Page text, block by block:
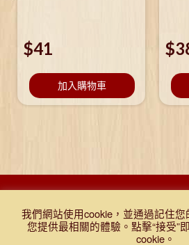
$41
加入購物車
$
條款及細則| 免責聲明|門
我們網站使用cookie，並通過記住
您提供最相關的體驗。點擊“接受”
cookie。